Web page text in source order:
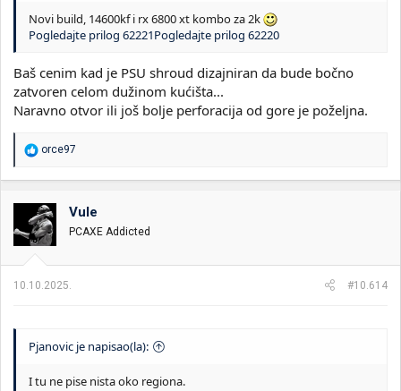
Novi build, 14600kf i rx 6800 xt kombo za 2k
Pogledajte prilog 62221Pogledajte prilog 62220
Baš cenim kad je PSU shroud dizajniran da bude bočno
zatvoren celom dužinom kućišta...
Naravno otvor ili još bolje perforacija od gore je poželjna.
R
o
v
a
n
:
orce97
Vule
PCAXE Addicted
10.10.2025. #10.614
Pjanovic je napisao(la):
I tu ne pise nista oko regiona.